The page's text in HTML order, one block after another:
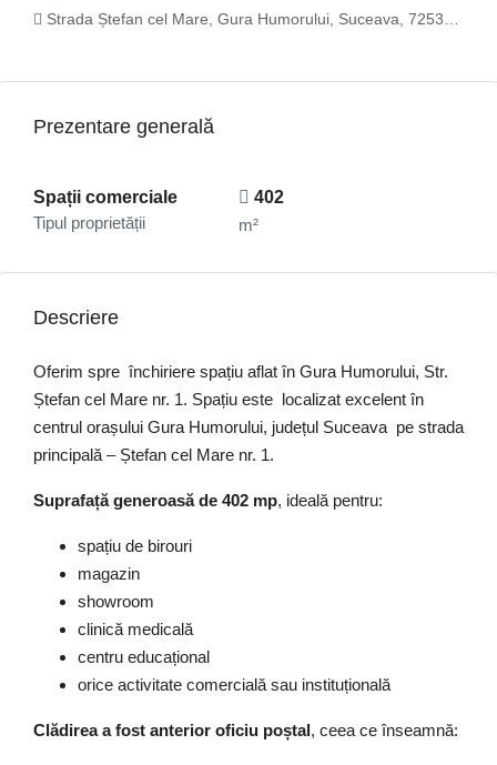
Strada Ștefan cel Mare, Gura Humorului, Suceava, 725300, Romania
Prezentare generală
Spații comerciale
Tipul proprietății
402
m²
Descriere
Oferim spre închiriere spațiu aflat în Gura Humorului, Str.
Ștefan cel Mare nr. 1. Spațiu este localizat excelent în
centrul orașului Gura Humorului, județul Suceava pe strada
principală – Ștefan cel Mare nr. 1.
Suprafață generoasă de 402 mp, ideală pentru:
spațiu de birouri
magazin
showroom
clinică medicală
centru educațional
orice activitate comercială sau instituțională
Clădirea a fost anterior oficiu poștal, ceea ce înseamnă: